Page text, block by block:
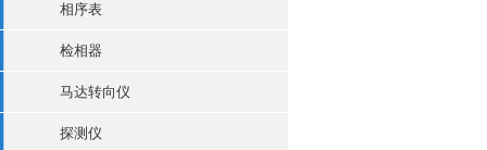
相序表
检相器
马达转向仪
探测仪